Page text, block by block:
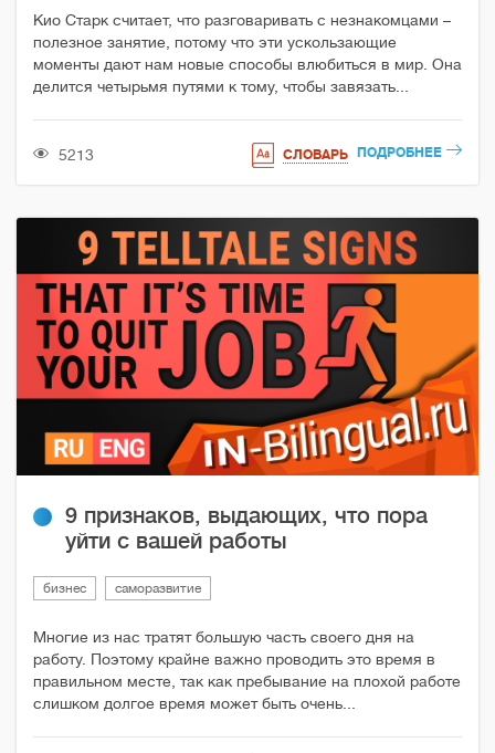
Кио Старк считает, что разговаривать с незнакомцами –
полезное занятие, потому что эти ускользающие
моменты дают нам новые способы влюбиться в мир. Она
делится четырьмя путями к тому, чтобы завязать...
5213 СЛОВАРЬ ПОДРОБНЕЕ
9 признаков, выдающих, что пора
уйти с вашей работы
бизнес саморазвитие
Многие из нас тратят большую часть своего дня на
работу. Поэтому крайне важно проводить это время в
правильном месте, так как пребывание на плохой работе
слишком долгое время может быть очень...